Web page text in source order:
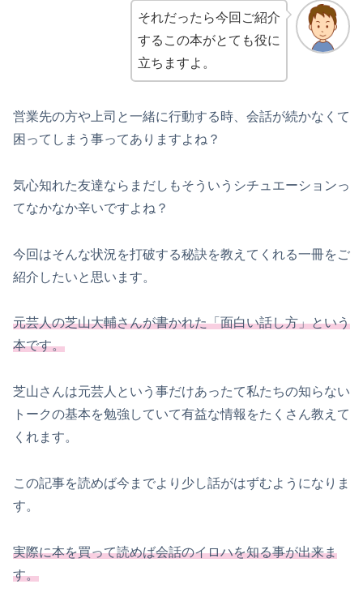
それだったら今回ご紹介
するこの本がとても役に
立ちますよ。
営業先の方や上司と一緒に行動する時、会話が続かなくて
困ってしまう事ってありますよね？
気心知れた友達ならまだしもそういうシチュエーションっ
てなかなか辛いですよね？
今回はそんな状況を打破する秘訣を教えてくれる一冊をご
紹介したいと思います。
元芸人の芝山大輔さんが書かれた「面白い話し方」という
本です。
芝山さんは元芸人という事だけあったて私たちの知らない
トークの基本を勉強していて有益な情報をたくさん教えて
くれます。
この記事を読めば今までより少し話がはずむようになりま
す。
実際に本を買って読めば会話のイロハを知る事が出来ま
す。